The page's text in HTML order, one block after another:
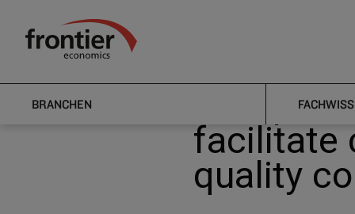
Frontier Economics
BRANCHEN
Nachrichten & Einblicke
FCA
facilitate
quality